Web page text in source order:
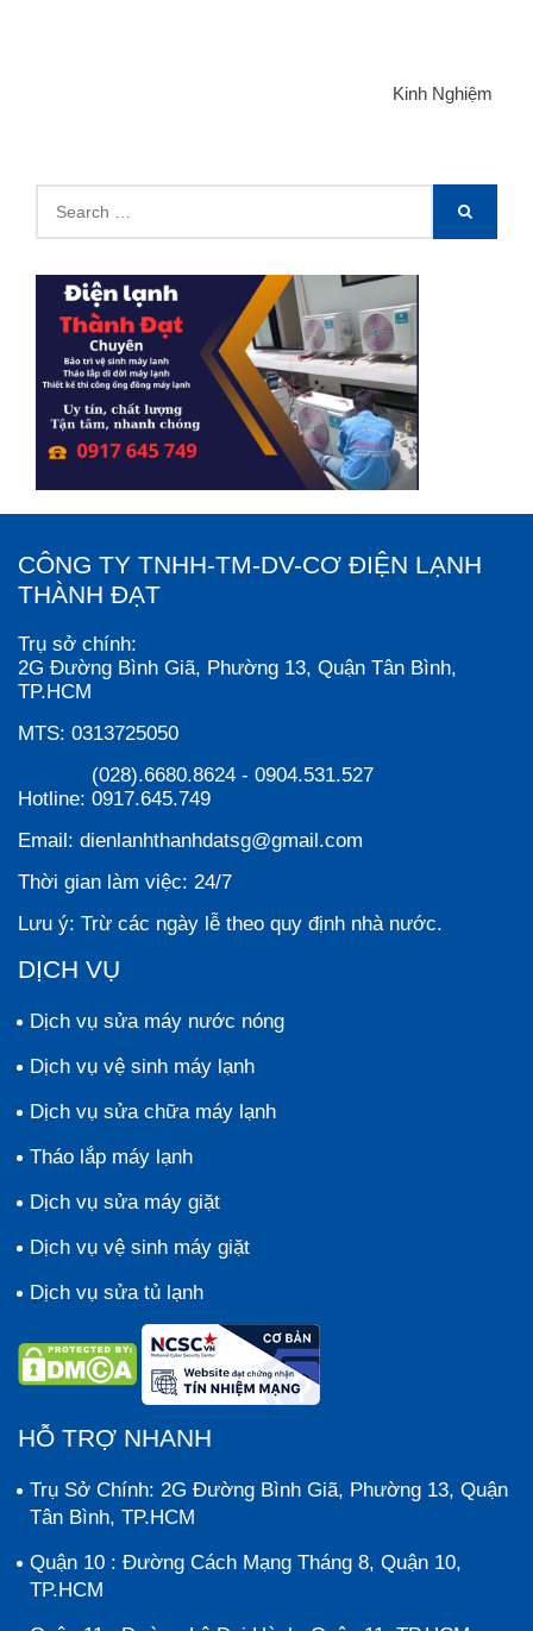
Kinh Nghiệm
Search
for:
SEARCH
CÔNG TY TNHH-TM-DV-CƠ ĐIỆN LẠNH
THÀNH ĐẠT
Trụ sở chính:
2G Đường Bình Giã, Phường 13, Quận Tân Bình,
TP.HCM
MTS: 0313725050
Hotline:
(028).6680.8624 - 0904.531.527
0917.645.749
Email: dienlanhthanhdatsg@gmail.com
Thời gian làm việc: 24/7
Lưu ý: Trừ các ngày lễ theo quy định nhà nước.
DỊCH VỤ
Dịch vụ sửa máy nước nóng
Dịch vụ vệ sinh máy lạnh
Dịch vụ sửa chữa máy lạnh
Tháo lắp máy lạnh
Dịch vụ sửa máy giặt
Dịch vụ vệ sinh máy giặt
Dịch vụ sửa tủ lạnh
HỖ TRỢ NHANH
Trụ Sở Chính: 2G Đường Bình Giã, Phường 13, Quận
Tân Bình, TP.HCM
Quận 10 : Đường Cách Mạng Tháng 8, Quận 10,
TP.HCM